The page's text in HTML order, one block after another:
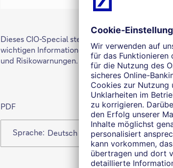
Dieses CIO-Special steht zum Download bereit.
wichtigen Informationen am Ende des
und Risikowarnungen.
PDF
Sprache: Deutsch